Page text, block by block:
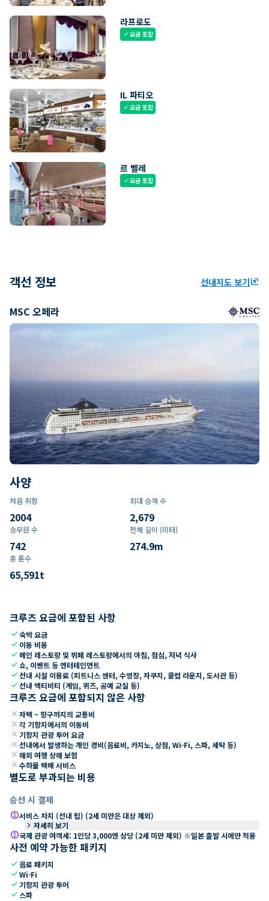
라프로도
check요금 포함
IL 파티오
check요금 포함
르 벨레
check요금 포함
객선 정보 선내지도 보기ungroup
MSC 오페라
사양
처음 취항
2004
최대 승객 수
2,679
승무원 수
742
전체 길이 (미터)
274.9m
총 톤수
65,591t
크루즈 요금에 포함된 사항
check숙박 요금
check 이동 비용
check 메인 레스토랑 및 뷔페 레스토랑에서의 아침, 점심, 저녁 식사
check쇼, 이벤트 등 엔터테인먼트
check선내 시설 이용료 (피트니스 센터, 수영장, 자쿠지, 클럽 라운지, 도서관 등)
check선내 액티비티 (게임, 퀴즈, 공예 교실 등)
크루즈 요금에 포함되지 않은 사항
close 자택 ~ 항구까지의 교통비
close 각 기항지에서의 이동비
close 기항지 관광 투어 요금
close 선내에서 발생하는 개인 경비(음료비, 카지노, 상점, Wi-Fi, 스파, 세탁 등)
close 해외 여행 상해 보험
close 수하물 택배 서비스
별도로 부과되는 비용
승선 시 결제
paid서비스 차지 (선내 팁) (2세 미만은 대상 제외)
keyboard_arrow_right 자세히 보기
paid국제 관광 여객세: 1인당 3,000엔 상당 (2세 미만 제외) ※일본 출발 시에만 적용
사전 예약 가능한 패키지
check 음료 패키지
checkWi-Fi
check 기항지 관광 투어
check 스파